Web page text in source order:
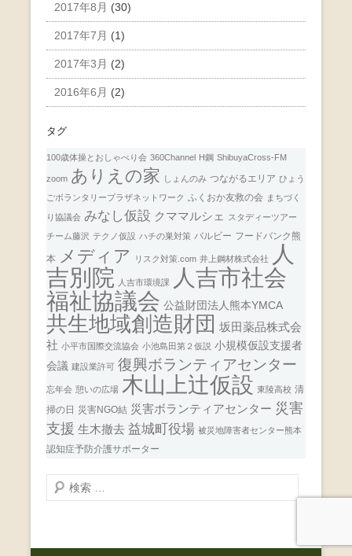
2017年8月 (30)
2017年7月 (1)
2017年3月 (2)
2016年6月 (2)
タグ
100歳体操とおしゃべり会 360Channel H鋼 ShibuyaCross-FM
zoom ありえの家 しょんのみ つながるエリア ひょう
ごボランタリープラザネットワーク ふくおか友救の会 まちづく
り協議会 みなし仮設 クママルシェ
スタディーツアー
チーム藤沢 テクノ仮設 ハチの巣対策 バルビー フードバンク熊
本 メディア リスク対策.com 井上鋼材株式会社
人
吉別院
人吉市環境課
人吉市社会
福祉協議会 公益財団法人熊本YMCA
共生地域創造財団 坂田薬品株式会
社 小平市国際交流協会 小池島田第２仮説 小規模仮設支援者
会議 建設業許可 復興ボランティアセンター
忘年会 憩いの広場 木山上辻仮設 東陵高校 清
掃の日 災害NGO結 災害ボランティアセンター 災害
支援 生木撤去 益城町役場 被災地障害者センター熊本
認知症予防介護サポーター
検
索